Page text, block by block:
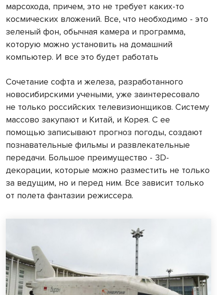
марсохода, причем, это не требует каких-то
космических вложений. Все, что необходимо - это
зеленый фон, обычная камера и программа,
которую можно установить на домашний
компьютер. И все это будет работать
Сочетание софта и железа, разработанного
новосибирскими учеными, уже заинтересовало
не только российских телевизионщиков. Систему
массово закупают и Китай, и Корея. С ее
помощью записывают прогноз погоды, создают
познавательные фильмы и развлекательные
передачи. Большое преимущество - 3D-
декорации, которые можно разместить не только
за ведущим, но и перед ним. Все зависит только
от полета фантазии режиссера.